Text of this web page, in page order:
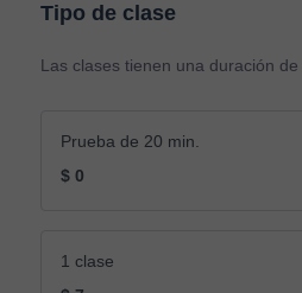
Tipo de clase
Las clases tienen una duración
Prueba de 20 min.
$ 0
1 clase